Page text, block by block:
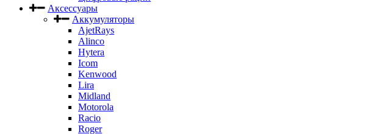
Аксессуары
Аккумуляторы
AjetRays
Alinco
Hytera
Icom
Kenwood
Lira
Midland
Motorola
Racio
Roger